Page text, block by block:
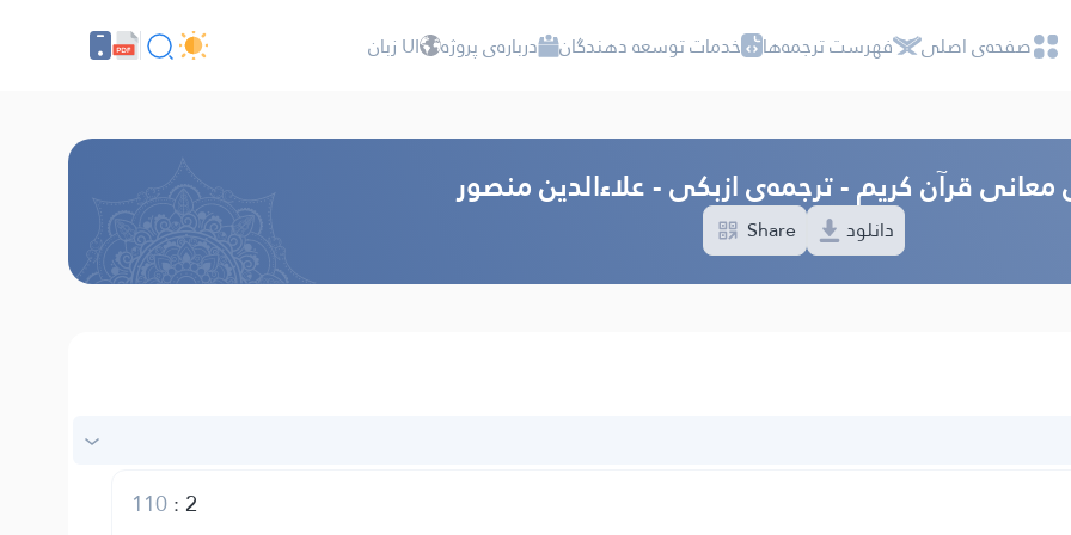
صفحه‌ى اصلى فهرست ترجمه‌ها خدمات توسعه دهندگان درباره‌ى پروژه UI زبان
قرآن کریم - ترجمه‌ى ازبکی - علاءالدین منصور
دانلود Share
2
:
110